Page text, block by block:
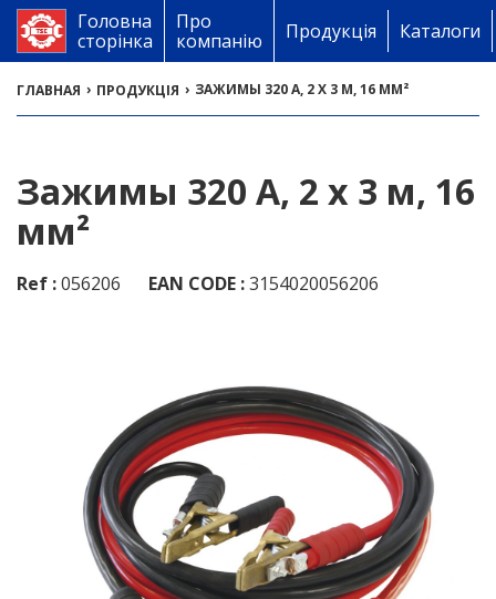
Головна
сторінка
Про
компанію
Продукція Каталоги
ГЛАВНАЯ › ПРОДУКЦІЯ › ЗАЖИМЫ 320 A, 2 X 3 М, 16 ММ²
Зажимы 320 A, 2 x 3 м, 16
мм²
Ref :056206 EAN CODE :3154020056206